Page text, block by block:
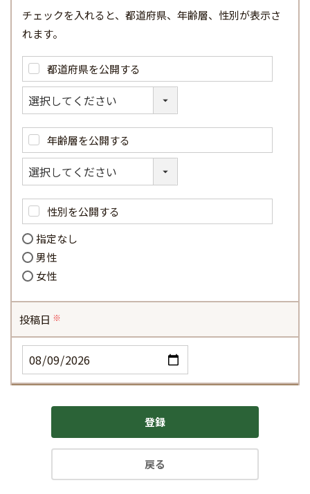
チェックを入れると、都道府県、年齢層、性別が表示さ
れます。
都道府県を公開する
年齢層を公開する
性別を公開する
指定なし
男性
女性
投稿日
須)
登録
戻る